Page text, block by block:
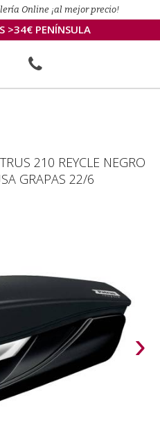
Online ¡al mejor precio!
>34€ PENÍNSULA
210 REYCLE NEGRO
GRAPAS 22/6
›